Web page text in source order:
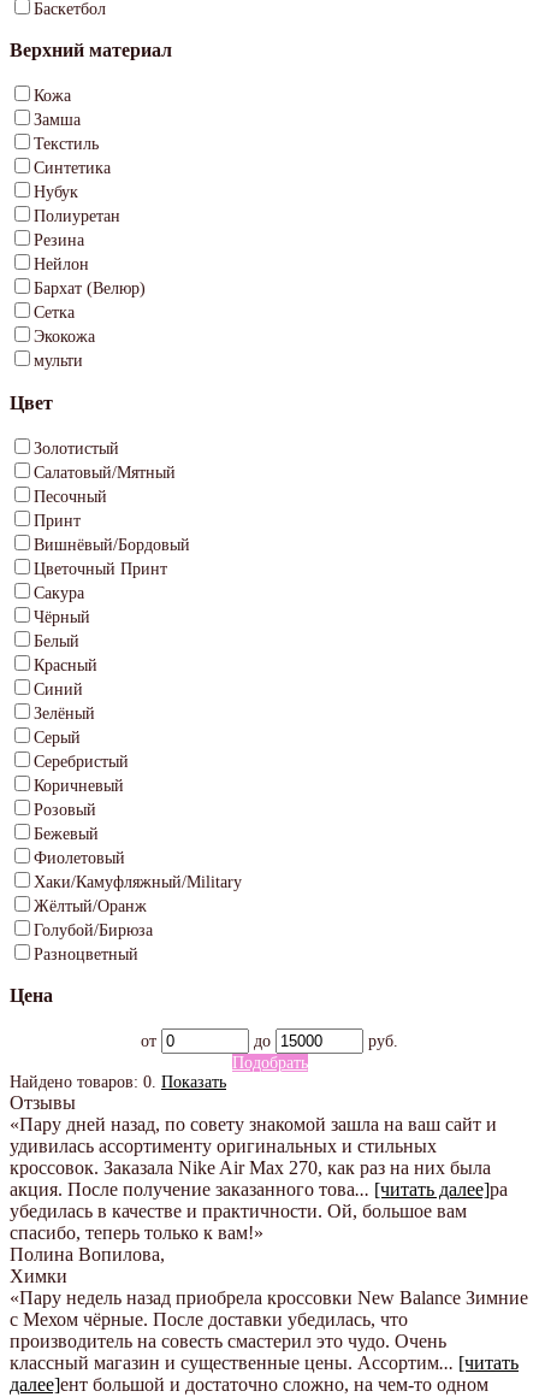
Баскетбол
Верхний материал
Кожа
Замша
Текстиль
Синтетика
Нубук
Полиуретан
Резина
Нейлон
Бархат (Велюр)
Сетка
Экокожа
мульти
Цвет
Золотистый
Салатовый/Мятный
Песочный
Принт
Вишнёвый/Бордовый
Цветочный Принт
Сакура
Чёрный
Белый
Красный
Синий
Зелёный
Серый
Серебристый
Коричневый
Розовый
Бежевый
Фиолетовый
Хаки/Камуфляжный/Military
Жёлтый/Оранж
Голубой/Бирюза
Разноцветный
Цена
от до
руб.
Подобрать
Найдено товаров: 0 Показать
Отзывы
«Пару дней назад, по совету знакомой зашла на ваш сайт и
удивилась ассортименту оригинальных и стильных
кроссовок. Заказала Nike Air Max 270, как раз на них была
акция. После получение заказанного това... [читать далее]ра
убедилась в качестве и практичности. Ой, большое вам
спасибо, теперь только к вам!»
Полина Вопилова,
Химки
«Пару недель назад приобрела кроссовки New Balance Зимние
с Мехом чёрные. После доставки убедилась, что
производитель на совесть смастерил это чудо. Очень
классный магазин и существенные цены. Ассортим... [читать
далее]ент большой и достаточно сложно, на чем-то одном